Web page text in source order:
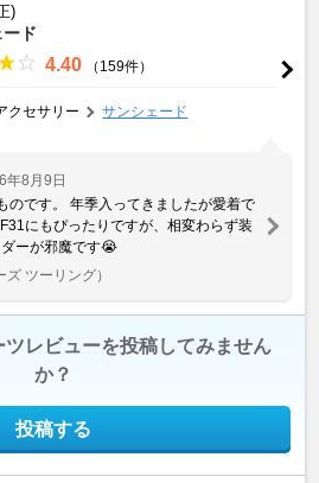
)
ド
4.40 （159件）
クセサリー サンシェード
年8月9日
のです。 年季入ってきましたが愛着で
にもぴったりですが、相変わらず装
ーが邪魔です😭
ズ ツーリング）
レビューを投稿してみません
か？
投稿する